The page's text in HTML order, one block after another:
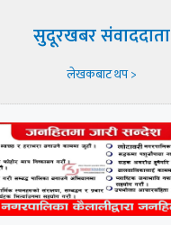
सुदूरखबर संवाददाता
लेखकबाट थप >